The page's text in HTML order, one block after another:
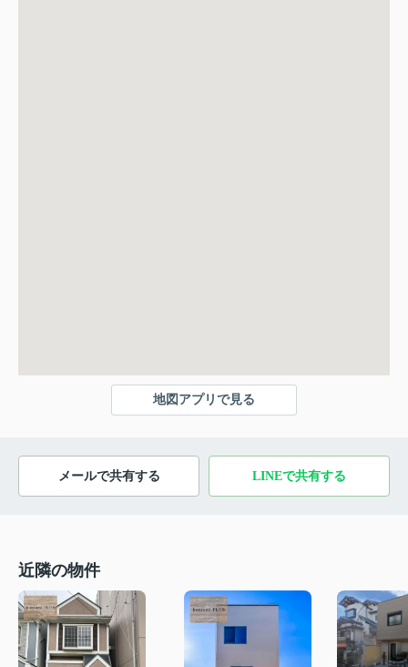
地図アプリで見る
メールで共有する LINEで共有する
近隣の物件